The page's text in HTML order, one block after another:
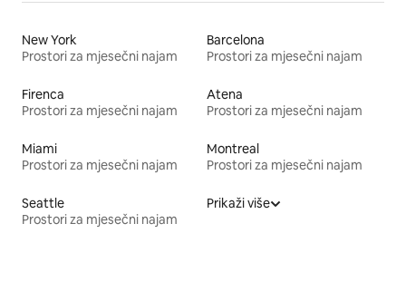
New York
Prostori za mjesečni najam
Barcelona
Prostori za mjesečni najam
Firenca
Prostori za mjesečni najam
Atena
Prostori za mjesečni najam
Miami
Prostori za mjesečni najam
Montreal
Prostori za mjesečni najam
Seattle
Prostori za mjesečni najam
Prikaži više